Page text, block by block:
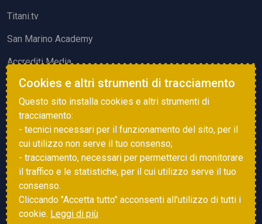
Titani.tv
San Marino Academy
Accrediti Media
ATTIVITÀ ED EVENTI
Squadre di Calcio
Associazione Sammarinese Arbitri
Vota gol e parata
Cookies e altri strumenti di tracciamento
Questo sito installa cookies e altri strumenti di
tracciamento:
- tecnici necessari per il funzionamento del sito, per il
cui utilizzo non serve il tuo consenso;
- tracciamento, necessari per permetterci di monitorare
il traffico e le statistiche, per il cui utilizzo serve il tuo
consenso.
Cliccando "Accetta tutto" acconsenti all'utilizzo di tutti i
cookie. Leggi di più